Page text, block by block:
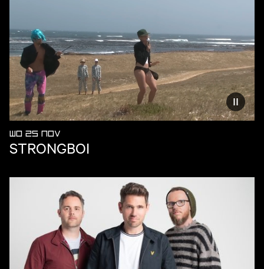
WO 25 NOV
STRONGBOI